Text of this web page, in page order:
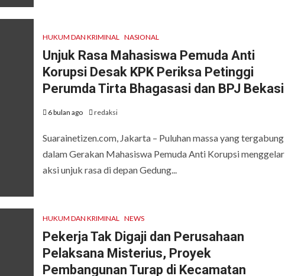
HUKUM DAN KRIMINAL NASIONAL
Unjuk Rasa Mahasiswa Pemuda Anti
Korupsi Desak KPK Periksa Petinggi
Perumda Tirta Bhagasasi dan BPJ Bekasi
6 bulan ago redaksi
Suarainetizen.com, Jakarta – Puluhan massa yang tergabung
dalam Gerakan Mahasiswa Pemuda Anti Korupsi menggelar
aksi unjuk rasa di depan Gedung...
HUKUM DAN KRIMINAL NEWS
Pekerja Tak Digaji dan Perusahaan
Pelaksana Misterius, Proyek
Pembangunan Turap di Kecamatan